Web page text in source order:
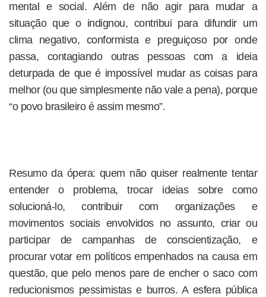
mental e social. Além de não agir para mudar a
situação que o indignou, contribui para difundir um
clima negativo, conformista e preguiçoso por onde
passa, contagiando outras pessoas com a ideia
deturpada de que é impossível mudar as coisas para
melhor (ou que simplesmente não vale a pena), porque
“o povo brasileiro é assim mesmo”.
Resumo da ópera: quem não quiser realmente tentar
entender o problema, trocar ideias sobre como
solucioná-lo, contribuir com organizações e
movimentos sociais envolvidos no assunto, criar ou
participar de campanhas de conscientização, e
procurar votar em políticos empenhados na causa em
questão, que pelo menos pare de encher o saco com
reducionismos pessimistas e burros. A esfera pública